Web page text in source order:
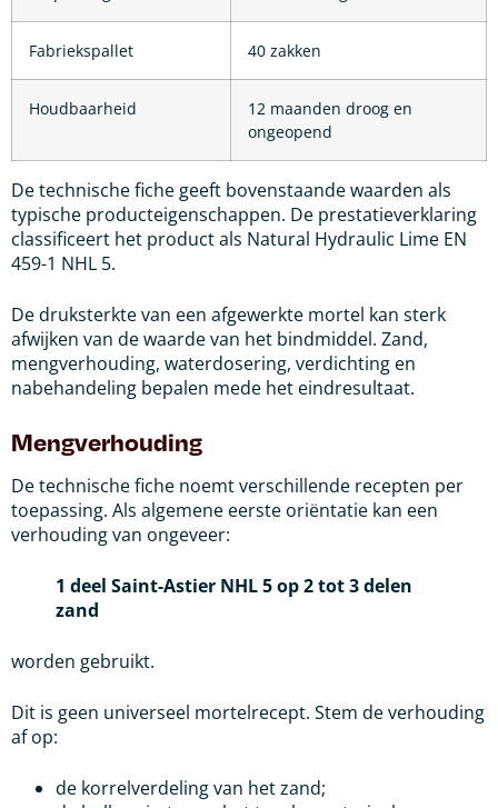
Fabriekspallet 40 zakken
Houdbaarheid
12 maanden droog en
ongeopend
De technische fiche geeft bovenstaande waarden als
typische producteigenschappen. De prestatieverklaring
classificeert het product als Natural Hydraulic Lime EN
459-1 NHL 5.
De druksterkte van een afgewerkte mortel kan sterk
afwijken van de waarde van het bindmiddel. Zand,
mengverhouding, waterdosering, verdichting en
nabehandeling bepalen mede het eindresultaat.
Mengverhouding
De technische fiche noemt verschillende recepten per
toepassing. Als algemene eerste oriëntatie kan een
verhouding van ongeveer:
1 deel Saint-Astier NHL 5 op 2 tot 3 delen
zand
worden gebruikt.
Dit is geen universeel mortelrecept. Stem de verhouding
af op:
de korrelverdeling van het zand;